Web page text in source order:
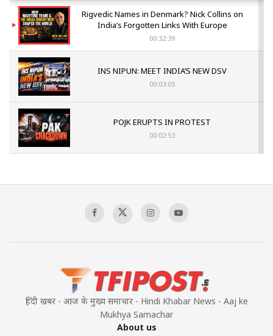
Rigvedic Names in Denmark? Nick Collins on
India’s Forgotten Links With Europe
00:32:39
INS NIPUN: MEET INDIA’S NEW DSV
00:03:05
POJK ERUPTS IN PROTEST
00:02:53
Sagar
हिंदी खबर - आज के मुख्य समाचार - Hindi Khabar News - Aaj ke
Mukhya Samachar
About us